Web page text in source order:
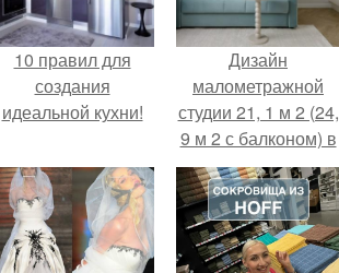
10 правил для
создания
идеальной кухни!
Дизайн
малометражной
студии 21, 1 м 2 (24,
9 м 2 с балконом) в
Краснодаре.